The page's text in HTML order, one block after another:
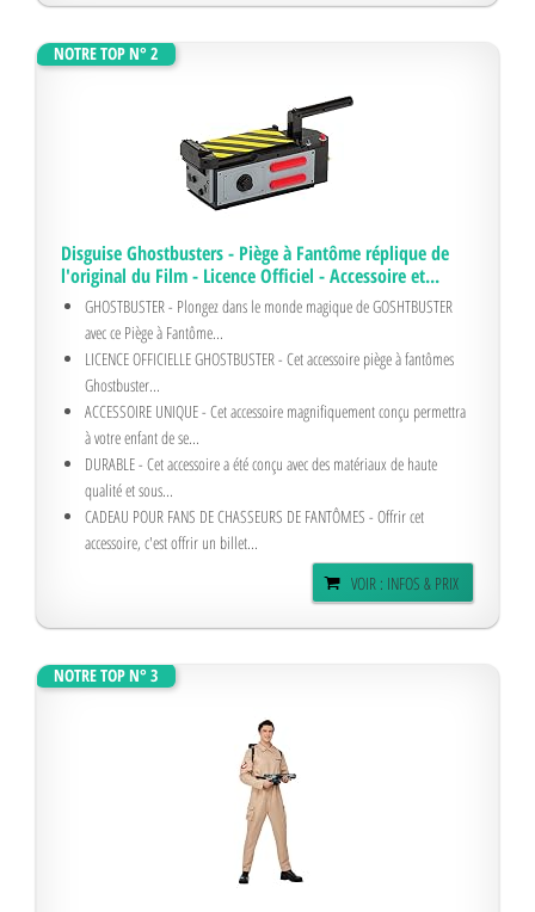
NOTRE TOP N° 2
Disguise Ghostbusters - Piège à Fantôme réplique de
l'original du Film - Licence Officiel - Accessoire et...
GHOSTBUSTER - Plongez dans le monde magique de GOSHTBUSTER
avec ce Piège à Fantôme...
LICENCE OFFICIELLE GHOSTBUSTER - Cet accessoire piège à fantômes
Ghostbuster...
ACCESSOIRE UNIQUE - Cet accessoire magnifiquement conçu permettra
à votre enfant de se...
DURABLE - Cet accessoire a été conçu avec des matériaux de haute
qualité et sous...
CADEAU POUR FANS DE CHASSEURS DE FANTÔMES - Offrir cet
accessoire, c'est offrir un billet...
VOIR : INFOS & PRIX
NOTRE TOP N° 3